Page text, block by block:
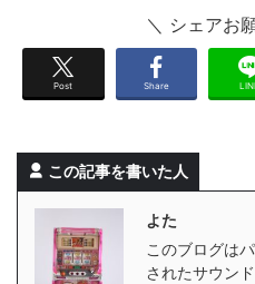
Post Share
この記事を書いた人
よた
このブログは
されたサウン